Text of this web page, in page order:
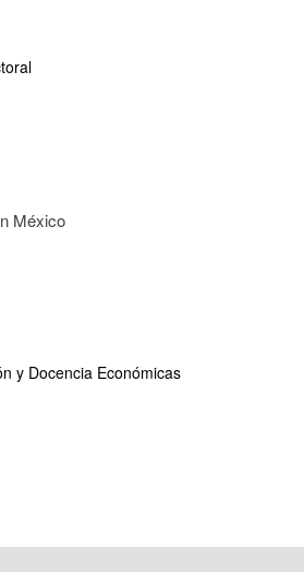
México
y Docencia Económicas